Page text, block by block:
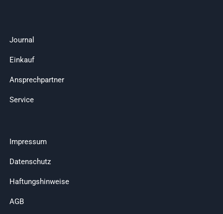
Journal
Einkauf
Ansprechpartner
Service
Impressum
Datenschutz
Haftungshinweise
AGB